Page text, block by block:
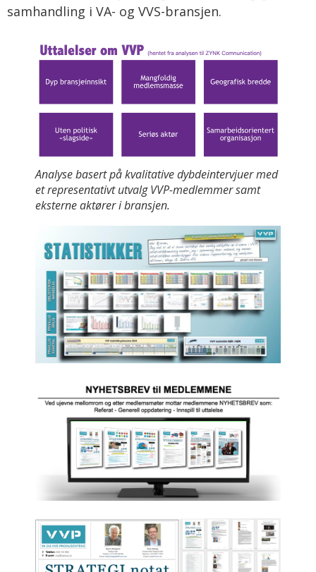
samhandling i VA- og VVS-bransjen.
Analyse basert på kvalitative dybdeintervjuer med
et representativt utvalg VVP-medlemmer samt
eksterne aktører i bransjen.